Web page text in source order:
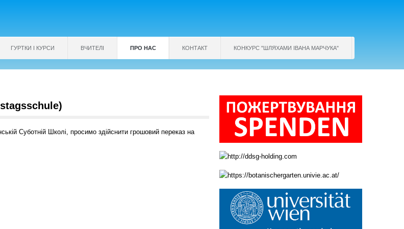
ГУРТКИ І КУРСИ ВЧИТЕЛІ ПРО НАС КОНТАКТ КОНКУРС "ШЛЯХАМИ ІВАНА МАРЧУКА"
Суботній Школі, просимо здійснити грошовий переказ на